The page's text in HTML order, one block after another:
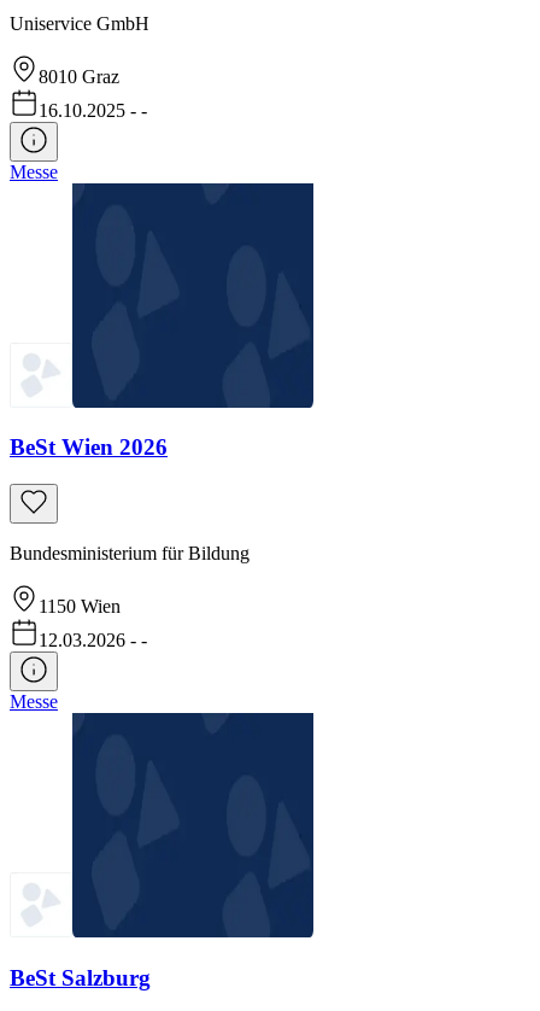
Uniservice GmbH
8010 Graz
16.10.2025 - -
Messe
BeSt Wien 2026
Bundesministerium für Bildung
1150 Wien
12.03.2026 - -
Messe
BeSt Salzburg